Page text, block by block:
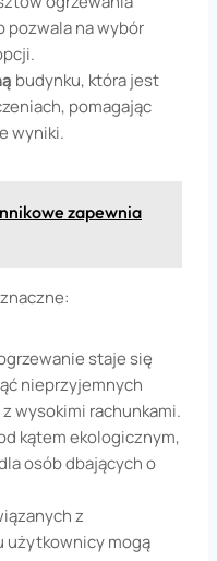
pozwala na wybór
budynku, która jest
pomagając
wyniki.
zapewnia
staje się
nieprzyjemnych
wysokimi rachunkami.
kątem ekologicznym,
osób dbających o
z
użytkownicy mogą